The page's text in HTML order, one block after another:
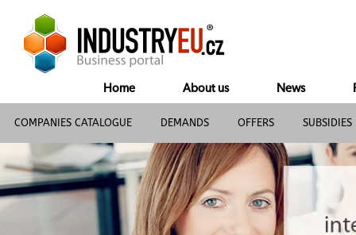
Home About us News
COMPANIES CATALOGUE DEMANDS OFFERS SUBSIDIES